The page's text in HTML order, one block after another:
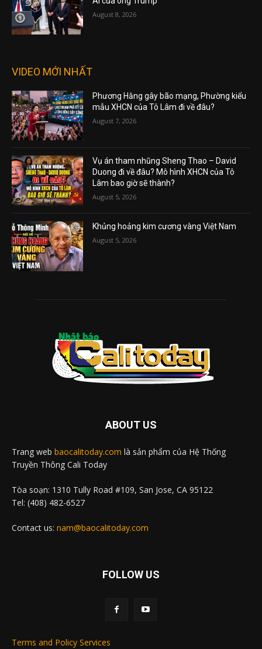
August 8, 2026
VIDEO MỚI NHẤT
Phương Hằng gây bão mạng, Phường kiểu
mẫu XHCN của Tô Lâm đi về đâu?
August 7, 2026
Vụ án tham nhũng Sheng Thao – David
Duong đi về đâu? Mô hình XHCN của Tô
Lâm bao giờ sẽ thành?
August 5, 2026
Khủng hoảng kim cương vàng Việt Nam
August 5, 2026
ABOUT US
Trang web baocalitoday.com là sản phẩm của Hệ Thống
Truyền Thông Cali Today
Tòa soạn: 1310 Tully Road #109, San Jose, CA 95122
Tel: (408) 482-6527
Contact us: nam@baocalitoday.com
FOLLOW US
Terms and Policy Services